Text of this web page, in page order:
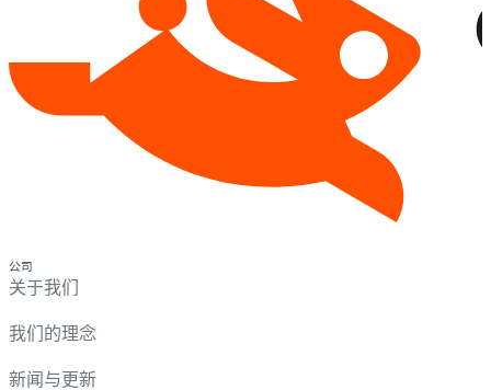
公司
关于我们
我们的理念
新闻与更新